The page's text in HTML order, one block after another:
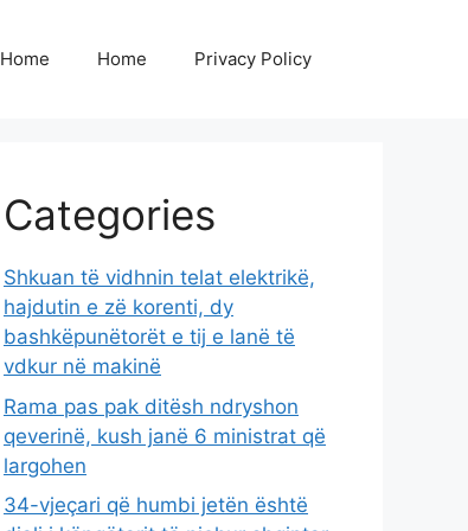
Home Home Privacy Policy
Categories
Shkuan të vidhnin telat elektrikë,
hajdutin e zë korenti, dy
bashkëpunëtorët e tij e lanë të
vdkur në makinë
Rama pas pak ditësh ndryshon
qeverinë, kush janë 6 ministrat që
largohen
34-vjeçari që humbi jetën është